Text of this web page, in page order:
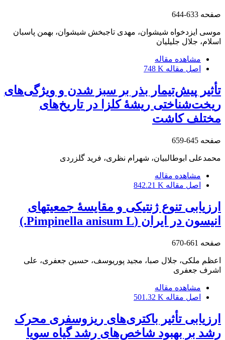
صفحه 633-644
موسی ایزدخواه شیشوان، مهدی تاجبخش شیشوان، بهمن پاسبان
اسلام، جلال جلیلیان
مشاهده مقاله
اصل مقاله 748 K
تأثیر پیش‌تیمار بذر بر سبز شدن و ویژگی‌های
ریخت‌شناختی ریشۀ کلزا در تاریخ‌های
مختلف کاشت
صفحه 645-659
محمدعلی ابوطالبیان، شهرام نظری، فرید گلزردی
مشاهده مقاله
اصل مقاله 842.21 K
ارزیابی تنوع ژنتیکی و مقایسۀ جمعیت‎های
انیسون در ایران (Pimpinella anisum L.)
صفحه 661-670
اعظم ملکی، جلال صبا، مجید پوریوسف، حسین جعفری، علی
اشرف جعفری
مشاهده مقاله
اصل مقاله 501.32 K
ارزیابی تأثیر باکتری‌های ریزوسفری محرک
رشد بر بهبود شاخص‌های رشد گیاه سویا